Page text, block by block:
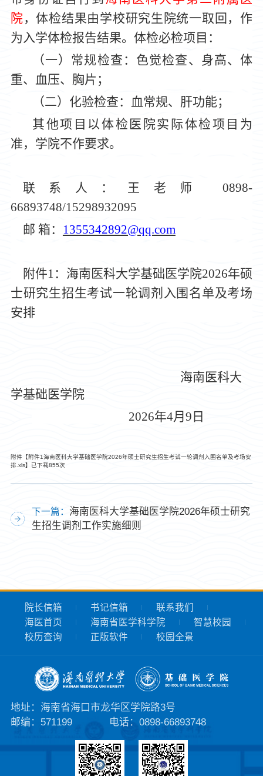
院，体检结果由学校研究生 院统一取回，作
为入学体检报告结果。体检必检项目：
（一）常规检查：色觉检查、身高、体
重、血压、胸片；
（二）化验检查：血常规、肝功能；
其他项目以体检医院实际体检项目为
准，学院不作要求。
联系人： 王 老师
0898-
66893748/15298932095
邮 箱： 1355342892@qq.com
附件1： 海南医科大学基础医学院2026年硕
士研究生招生考试一轮调剂入围名单及考场
安排
海南医科大
学基础医学院
2026年4月9日
附件【附件1海南医科大学基础医学院2026年硕士研究生招生考试一轮调剂入围名单及考场安
排.xls】已下载855次
下一篇： 海南医科大学基础医学院2026年硕士研究
生招生调剂工作实施细则
院长信箱 书记信箱
联系我们
海医首页
海南省医学科学院
智慧校园
校历查询
正版软件 校园全景
地址：海南省海口市龙华区学院路3号
邮编：571199
电话：0898-66893748